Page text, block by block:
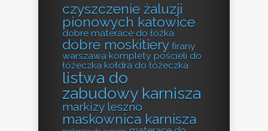
czyszczenie żaluzji
pionowych katowice
dobre materace do łóżka
dobre moskitiery firany
warszawa komplety pościeli do
łóżeczka kołdra do łóżeczka
listwa do
zabudowy karnisza
markizy leszno
maskownica karnisza